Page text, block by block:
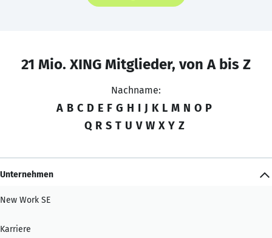
21 Mio. XING Mitglieder, von A bis Z
Nachname:
A B C D E F G H I J K L M N O P
Q R S T U V W X Y Z
Unternehmen
New Work SE
Karriere